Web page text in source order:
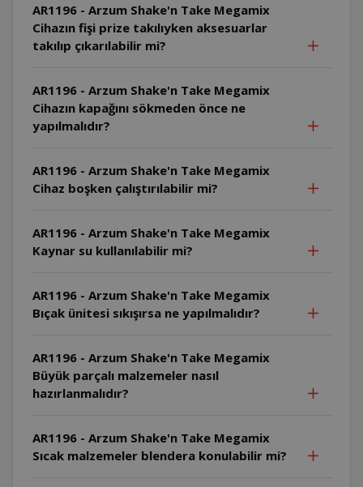
AR1196 - Arzum Shake'n Take Megamix
Cihazın fişi prize takılıyken aksesuarlar
takılıp çıkarılabilir mi?
AR1196 - Arzum Shake'n Take Megamix
Cihazın kapağını sökmeden önce ne
yapılmalıdır?
AR1196 - Arzum Shake'n Take Megamix
Cihaz boşken çalıştırılabilir mi?
AR1196 - Arzum Shake'n Take Megamix
Kaynar su kullanılabilir mi?
AR1196 - Arzum Shake'n Take Megamix
Bıçak ünitesi sıkışırsa ne yapılmalıdır?
AR1196 - Arzum Shake'n Take Megamix
Büyük parçalı malzemeler nasıl
hazırlanmalıdır?
AR1196 - Arzum Shake'n Take Megamix
Sıcak malzemeler blendera konulabilir mi?